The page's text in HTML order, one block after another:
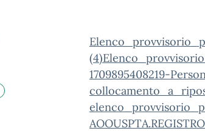
(4)
1709895408219-